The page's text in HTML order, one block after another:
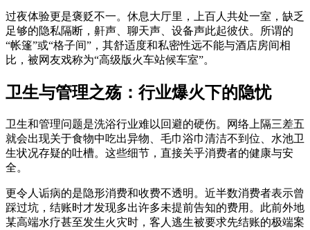
过夜体验更是褒贬不一。休息大厅里，上百人共处一室，缺乏
足够的隐私隔断，鼾声、聊天声、设备声此起彼伏。所谓的
“帐篷”或“格子间”，其舒适度和私密性远不能与酒店房间相
比，被网友戏称为“高级版火车站候车室”。
卫生与管理之殇：行业爆火下的隐忧
卫生和管理问题是洗浴行业难以回避的硬伤。网络上隔三差五
就会出现关于食物中吃出异物、毛巾浴巾清洁不到位、水池卫
生状况存疑的吐槽。这些细节，直接关乎消费者的健康与安
全。
更令人诟病的是隐形消费和收费不透明。近半数消费者表示曾
踩过坑，结账时才发现多出许多未提前告知的费用。此前外地
某高端水疗甚至发生火灾时，客人逃生被要求先结账的极端案